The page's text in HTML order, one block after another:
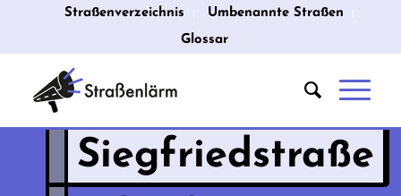
Straßenverzeichnis
Umbenannte Straßen
Glossar
Siegfriedstraße